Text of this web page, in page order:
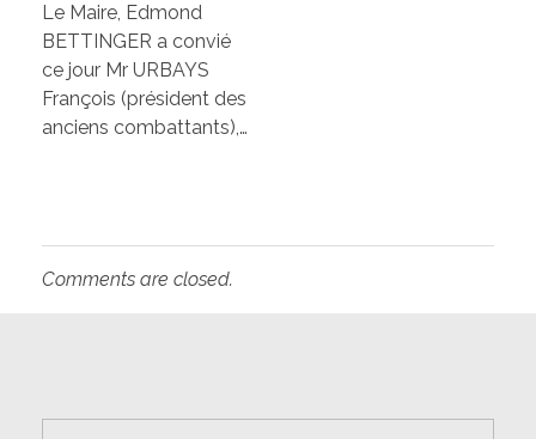
Le Maire, Edmond
BETTINGER a convié
ce jour Mr URBAYS
François (président des
anciens combattants),…
Comments are closed.